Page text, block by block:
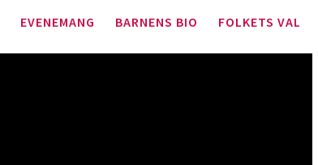
EVENEMANG BARNENS BIO FOLKETS VAL